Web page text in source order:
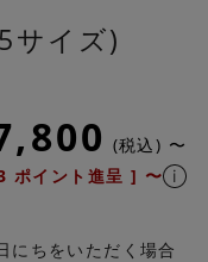
サイズ)
税込
〜
ポイント進呈 ] 〜
ちをいただく場合